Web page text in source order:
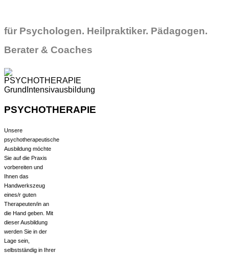
für Psychologen. Heilpraktiker. Pädagogen.
Berater & Coaches
PSYCHOTHERAPIE
Unsere
psychotherapeutische
Ausbildung möchte
Sie auf die Praxis
vorbereiten und
Ihnen das
Handwerkszeug
eines/r guten
Therapeuten/in an
die Hand geben. Mit
dieser Ausbildung
werden Sie in der
Lage sein,
selbstständig in Ihrer